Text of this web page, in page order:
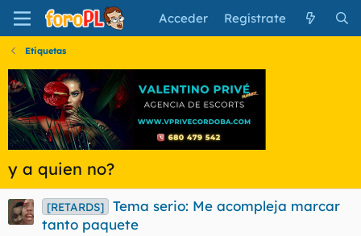
Acceder Regístrate
Etiquetas
y a quien no?
[RETARDS]
Tema serio: Me acompleja marcar
tanto paquete